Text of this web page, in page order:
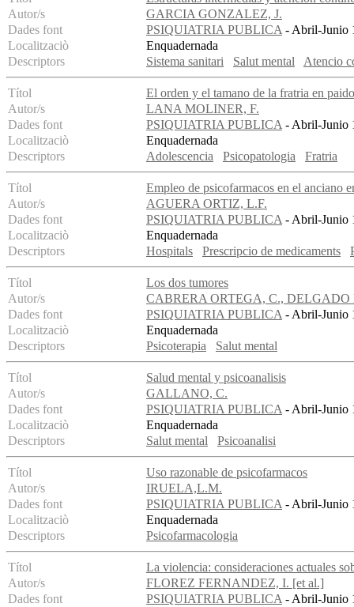
Autor/s
GARCIA GONZALEZ, J.
Dades font
PSIQUIATRIA PUBLICA- Abril-Junio
Localitzaciò
Enquadernada
Descriptors
Sistema sanitari Salut mental Atencio
Títol
El orden y el tamano de la fratria en
Autor/s
LANA MOLINER, F.
Dades font
PSIQUIATRIA PUBLICA- Abril-Junio
Localitzaciò
Enquadernada
Descriptors
Adolescencia Psicopatologia Fratria
Títol
Empleo de psicofarmacos en el anciano
Autor/s
AGUERA ORTIZ, L.F.
Dades font
PSIQUIATRIA PUBLICA- Abril-Junio
Localitzaciò
Enquadernada
Descriptors
Hospitals Prescripcio de medicaments
Títol
Los dos tumores
Autor/s
CABRERA ORTEGA, C., DELGADO
Dades font
PSIQUIATRIA PUBLICA- Abril-Junio
Localitzaciò
Enquadernada
Descriptors
Psicoterapia Salut mental
Títol
Salud mental y psicoanalisis
Autor/s
GALLANO, C.
Dades font
PSIQUIATRIA PUBLICA- Abril-Junio
Localitzaciò
Enquadernada
Descriptors
Salut mental Psicoanalisi
Títol
Uso razonable de psicofarmacos
Autor/s
IRUELA,L.M.
Dades font
PSIQUIATRIA PUBLICA- Abril-Junio
Localitzaciò
Enquadernada
Descriptors
Psicofarmacologia
Títol
La violencia: consideraciones actuales
Autor/s
FLOREZ FERNANDEZ, I. [et al.]
Dades font
PSIQUIATRIA PUBLICA- Abril-Junio